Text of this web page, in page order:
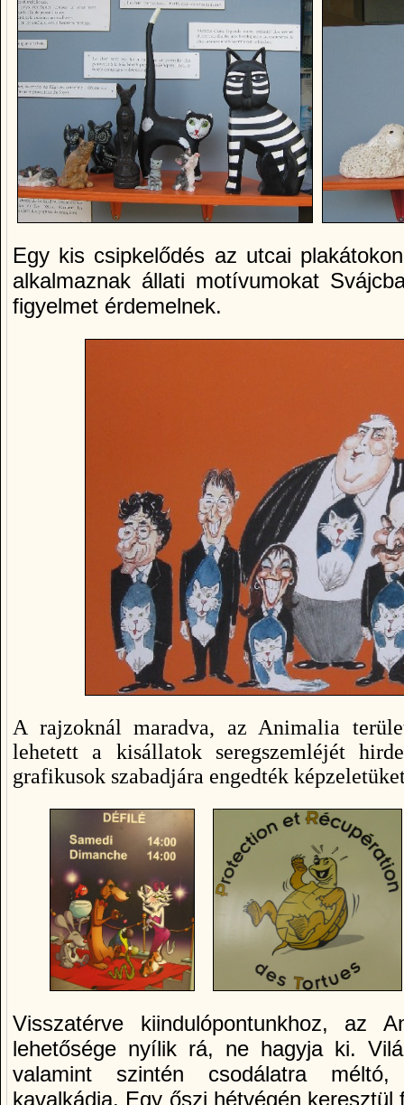
Egy kis csipkelődés az utcai
alkalmaznak állati motívumokat
figyelmet érdemelnek.
A rajzoknál maradva, az Animalia
lehetett a kisállatok seregszemléjét
grafikusok szabadjára engedték
Visszatérve kiindulópontunkhoz, az
lehetősége nyílik rá, ne hagyja ki.
valamint szintén csodálatra
kavalkádja. Egy őszi hétvégén